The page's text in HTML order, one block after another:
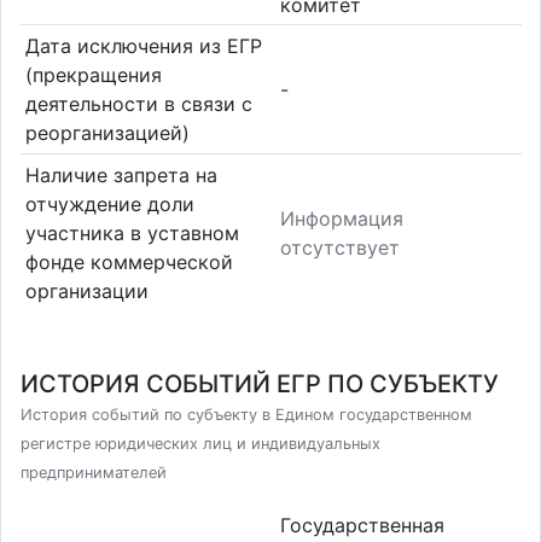
Дата исключения из ЕГР
(прекращения
деятельности в связи с
реорганизацией)
-
Наличие запрета на
отчуждение доли
участника в уставном
фонде коммерческой
организации
Информация
отсутствует
ИСТОРИЯ СОБЫТИЙ ЕГР ПО СУБЪЕКТУ
История событий по субъекту в Едином государственном
регистре юридических лиц и индивидуальных
предпринимателей
Государственная